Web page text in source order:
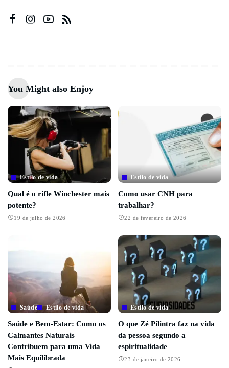
You Might also Enjoy
Estilo de vida
Qual é o rifle Winchester mais
potente?
19 de julho de 2026
Estilo de vida
Como usar CNH para
trabalhar?
22 de fevereiro de 2026
Saúde Estilo de vida
Saúde e Bem-Estar: Como os
Calmantes Naturais
Contribuem para uma Vida
Mais Equilibrada
Estilo de vida
O que Zé Pilintra faz na vida
da pessoa segundo a
espiritualidade
23 de janeiro de 2026